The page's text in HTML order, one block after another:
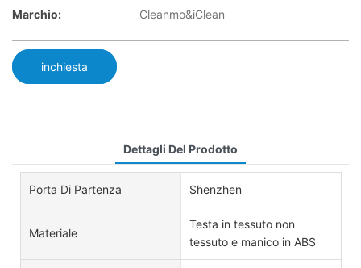
Marchio:
Cleanmo&iClean
inchiesta
Dettagli Del Prodotto
Porta Di Partenza Shenzhen
Materiale
Testa in tessuto non
tessuto e manico in ABS